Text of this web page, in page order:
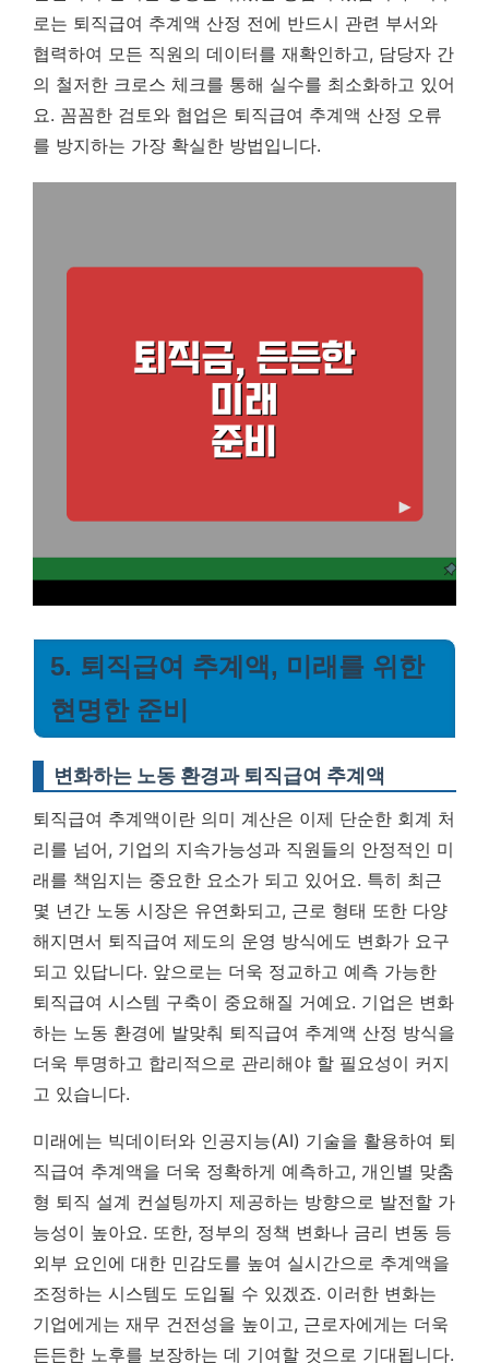
로는 퇴직급여 추계액 산정 전에 반드시 관련 부서와
협력하여 모든 직원의 데이터를 재확인하고, 담당자 간
의 철저한 크로스 체크를 통해 실수를 최소화하고 있어
요. 꼼꼼한 검토와 협업은 퇴직급여 추계액 산정 오류
를 방지하는 가장 확실한 방법입니다.
5. 퇴직급여 추계액, 미래를 위한
현명한 준비
변화하는 노동 환경과 퇴직급여 추계액
퇴직급여 추계액이란 의미 계산은 이제 단순한 회계 처
리를 넘어, 기업의 지속가능성과 직원들의 안정적인 미
래를 책임지는 중요한 요소가 되고 있어요. 특히 최근
몇 년간 노동 시장은 유연화되고, 근로 형태 또한 다양
해지면서 퇴직급여 제도의 운영 방식에도 변화가 요구
되고 있답니다. 앞으로는 더욱 정교하고 예측 가능한
퇴직급여 시스템 구축이 중요해질 거예요. 기업은 변화
하는 노동 환경에 발맞춰 퇴직급여 추계액 산정 방식을
더욱 투명하고 합리적으로 관리해야 할 필요성이 커지
고 있습니다.
미래에는 빅데이터와 인공지능(AI) 기술을 활용하여 퇴
직급여 추계액을 더욱 정확하게 예측하고, 개인별 맞춤
형 퇴직 설계 컨설팅까지 제공하는 방향으로 발전할 가
능성이 높아요. 또한, 정부의 정책 변화나 금리 변동 등
외부 요인에 대한 민감도를 높여 실시간으로 추계액을
조정하는 시스템도 도입될 수 있겠죠. 이러한 변화는
기업에게는 재무 건전성을 높이고, 근로자에게는 더욱
든든한 노후를 보장하는 데 기여할 것으로 기대됩니다.